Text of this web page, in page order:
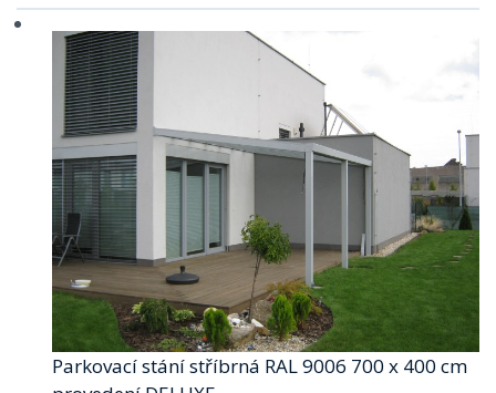
Parkovací stání stříbrná RAL 9006 700 x 400 cm